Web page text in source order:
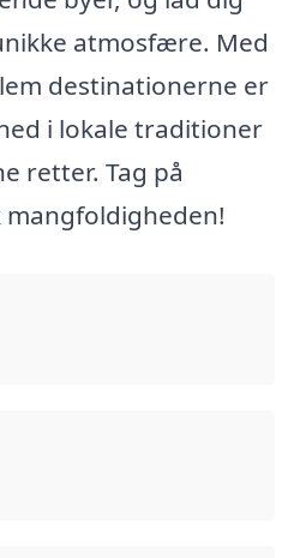
atmosfære. Med
destinationerne er
i lokale traditioner
retter. Tag på